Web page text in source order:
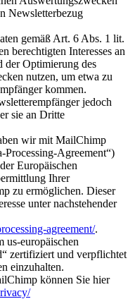
Newsletterbezug
gemäß Art. 6 Abs. 1 lit.
berechtigten Interesses an
der Optimierung des
nutzen, um etwa zu
kommen.
jedoch
sie an Dritte
wir mit MailChimp
Processing-Agreement“)
Europäischen
Ihrer
zu ermöglichen. Dieser
unter nachstehender
agreement/.
us-europäischen
zertifiziert und verpflichtet
einzuhalten.
können Sie hier